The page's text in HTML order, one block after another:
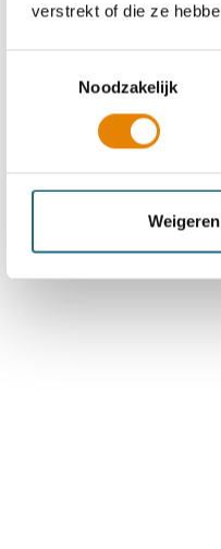
verstrekt of die ze
Noodzakelijk
Weigeren